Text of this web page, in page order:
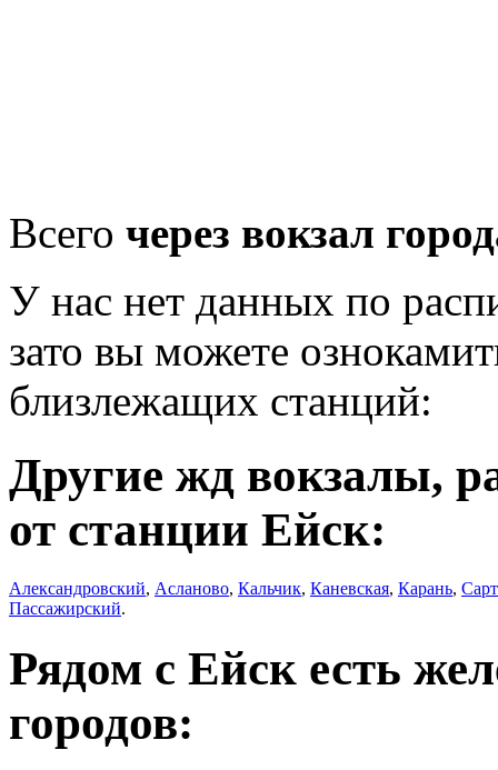
Всего через вокзал
У нас нет данных по
зато вы можете
близлежащих станций:
Другие жд вокзалы,
от станции Ейск:
Александровский, Асланово, Кальчик, Каневская, Карань,
Пассажирский.
Рядом с Ейск есть
городов: